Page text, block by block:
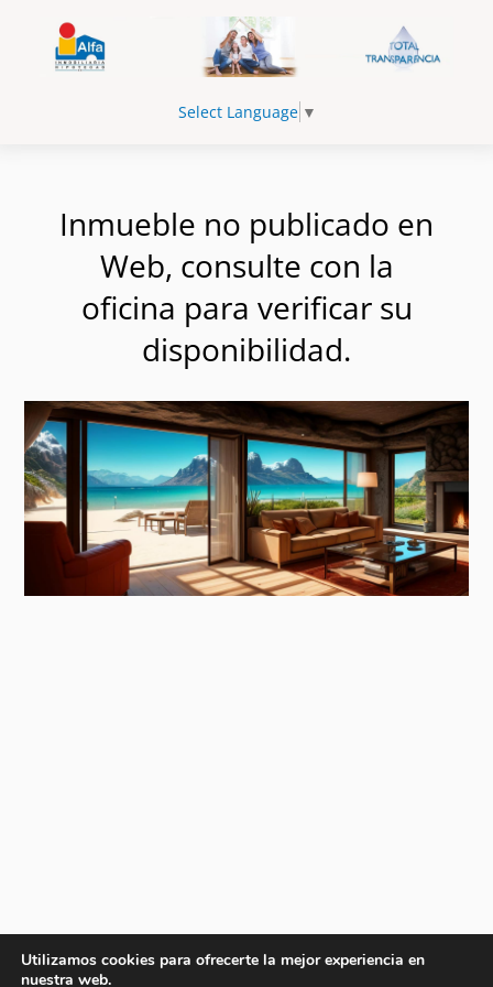
Select Language ▼
Inmueble no publicado en
Web, consulte con la
oficina para verificar su
disponibilidad.
Utilizamos cookies para ofrecerte la mejor experiencia en
nuestra web.